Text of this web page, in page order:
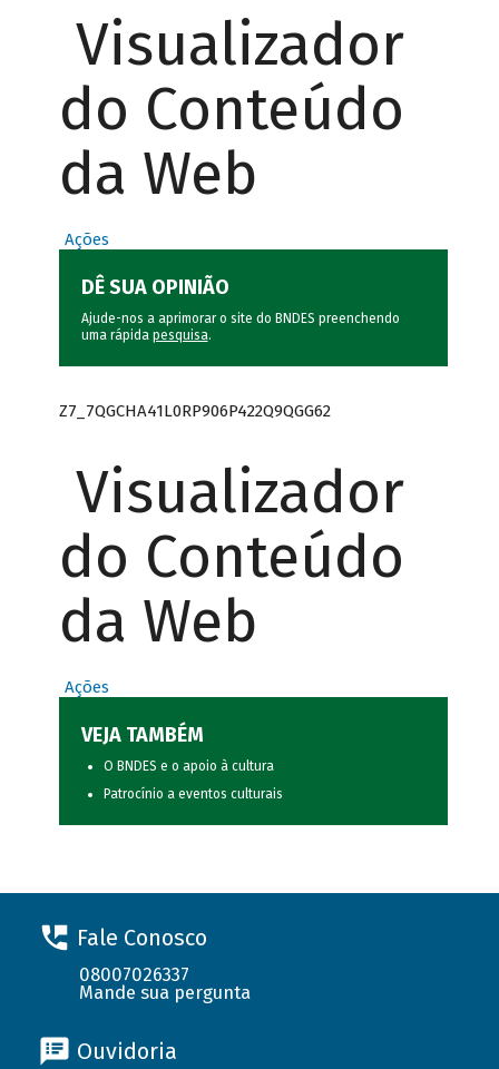
Visualizador
do Conteúdo
da Web
Ações
DÊ SUA OPINIÃO
Ajude-nos a aprimorar o site do BNDES preenchendo
uma rápida pesquisa.
Z7_7QGCHA41L0RP906P422Q9QGG62
Visualizador
do Conteúdo
da Web
Ações
VEJA TAMBÉM
O BNDES e o apoio à cultura
Patrocínio a eventos culturais
Fale Conosco
08007026337
Mande sua pergunta
Ouvidoria